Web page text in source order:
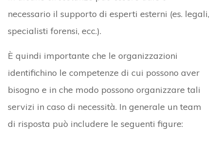
necessario il supporto di esperti esterni (es. legali,
specialisti forensi, ecc.).
È quindi importante che le organizzazioni
identifichino le competenze di cui possono aver
bisogno e in che modo possono organizzare tali
servizi in caso di necessità. In generale un team
di risposta può includere le seguenti figure: